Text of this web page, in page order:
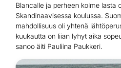
Blancalle ja perheen kolme lasta
Skandinaavisessa koulussa.
mahdollisuus oli yhtenä
kuukautta on liian lyhyt aika
sanoo äiti Pauliina Paukkeri.